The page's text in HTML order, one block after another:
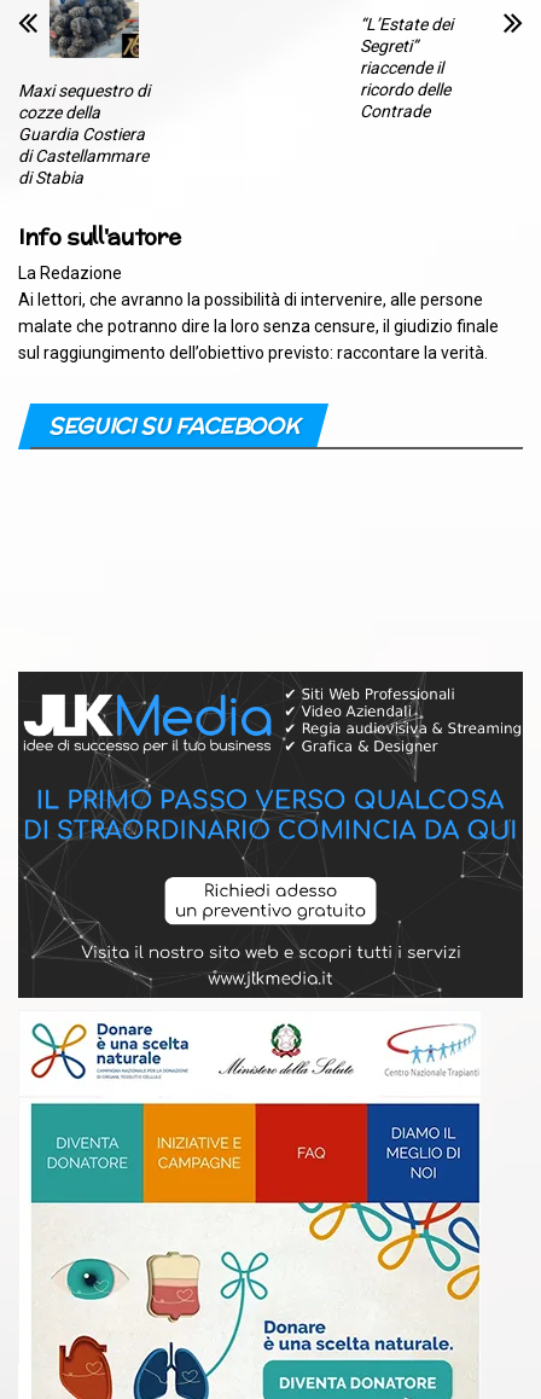
Maxi sequestro di
cozze della
Guardia Costiera
di Castellammare
di Stabia
“L’Estate dei
Segreti”
riaccende il
ricordo delle
Contrade
Info sull'autore
La Redazione
Ai lettori, che avranno la possibilità di intervenire, alle persone
malate che potranno dire la loro senza censure, il giudizio finale
sul raggiungimento dell’obiettivo previsto: raccontare la verità.
SEGUICI SU FACEBOOK